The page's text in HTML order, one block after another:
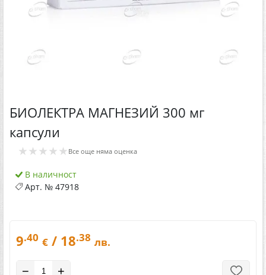
БИОЛЕКТРА МАГНЕЗИЙ 300 мг
капсули
★★★★★ Все още няма оценка
В наличност
Арт. № 47918
9.40 € / 18.38 лв.
− +